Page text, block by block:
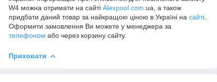
W4 можна отримати на сайті Alexpool.com .ua, а також
придбати даний товар за найкращою ціною в Україні на сайті
Оформити замовлення Ви можете у менеджера за
телефоном або через корзину сайту.
Приховати